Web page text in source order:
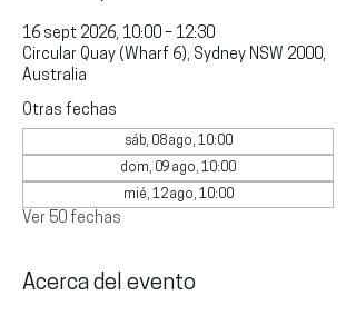
16 sept 2026, 10:00 – 12:30
Circular Quay (Wharf 6), Sydney NSW 2000,
Australia
Otras fechas
sáb, 08 ago, 10:00
dom, 09 ago, 10:00
mié, 12 ago, 10:00
Ver 50 fechas
Acerca del evento